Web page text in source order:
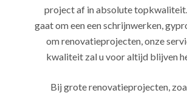
project af in absolute
gaat om een een schrijnwerken,
om renovatieprojecten, onze
kwaliteit zal u voor altijd blijven
Bij grote renovatieprojecten,